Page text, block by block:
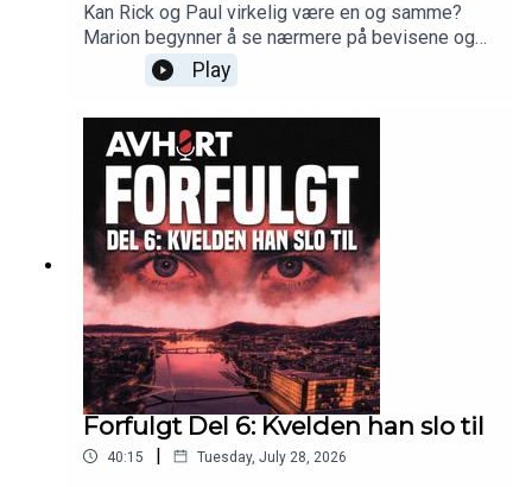
Kan Rick og Paul virkelig være en og samme?
Marion begynner å se nærmere på bevisene og
truslene blir alvor når sexvideoene og bildene blir
spredt på nettet.
Play
Forfulgt Del 6: Kvelden han slo til
40:15 | Tuesday, July 28, 2026